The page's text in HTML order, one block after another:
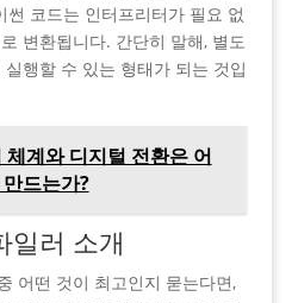
코드는 인터프리터가 필요 없
변환됩니다. 간단히 말해, 별도
행할 수 있는 형태가 되는 것입
계와 디지털 전환은 어
드는가?
일러 소개
어떤 것이 최고인지 묻는다면,